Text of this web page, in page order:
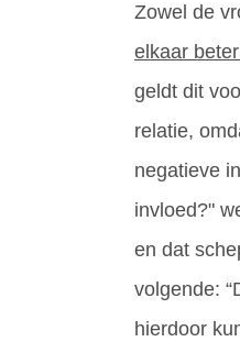
Zowel de
elkaar
geldt dit
relatie,
negatieve
invloed?"
en dat
volgende:
hierdoor